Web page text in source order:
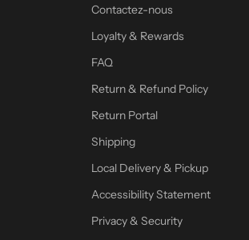
Contactez-nous
Loyalty & Rewards
FAQ
Return & Refund Policy
Return Portal
Shipping
Local Delivery & Pickup
Accessibility Statement
Privacy & Security